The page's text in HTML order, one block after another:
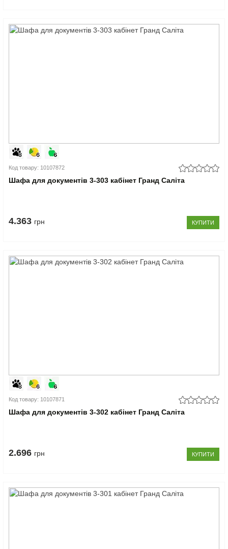
Код товару: 10107872
Шафа для документів 3-303 кабінет Гранд Саліта
4.363 грн КУПИТИ
Код товару: 10107871
Шафа для документів 3-302 кабінет Гранд Саліта
2.696 грн КУПИТИ